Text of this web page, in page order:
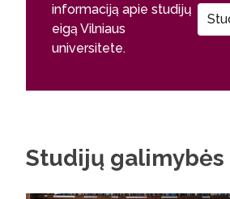
informaciją apie studijų
eigą Vilniaus
universitete.
Studijų galimybės